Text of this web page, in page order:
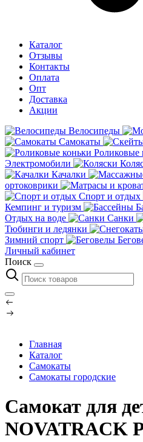
Каталог
Отзывы
Контакты
Оплата
Опт
Доставка
Акции
Велосипеды
Самокаты
Роликовые
Электромобили
Качалки
ортоковрики
Спорт и отдых
Кемпинг и туризм
Отдых на воде
Санки
Тюбинги и ледянки
Зимний спорт
Личный кабинет
Поиск
Главная
Каталог
Самокаты
Самокаты городские
Самокат для
NOVATRACK